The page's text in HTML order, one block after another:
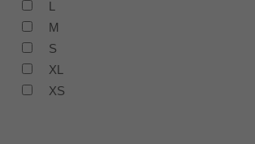
L
M
S
XL
XS